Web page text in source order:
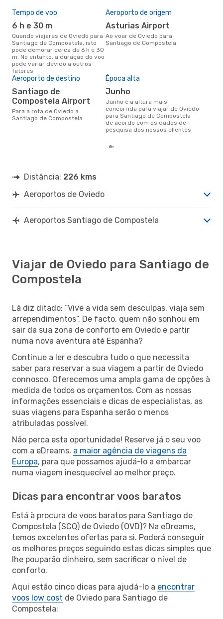
Tempo de voo
6 h e 30 m
Quando viajares de Oviedo para
Santiago de Compostela, isto
pode demorar cerca de 6 h e 30
m. No entanto, a duração do voo
pode variar devido a outros
fatores
Aeroporto de origem
Asturias Airport
Ao voar de Oviedo para
Santiago de Compostela
Aeroporto de destino
Santiago de
Compostela Airport
Para a rota de Oviedo a
Santiago de Compostela
Época alta
junho
junho é a altura mais
concorrida para viajar de Oviedo
para Santiago de Compostela
de acordo com os dados de
pesquisa dos nossos clientes
Distância: 226 kms
Aeroportos de Oviedo
Aeroportos Santiago de Compostela
Viajar de Oviedo para Santiago de
Compostela
Lá diz ditado: “Vive a vida sem desculpas, viaja sem
arrependimentos”. De facto, quem não sonhou em
sair da sua zona de conforto em Oviedo e partir
numa nova aventura até Espanha?
Continue a ler e descubra tudo o que necessita
saber para reservar a sua viagem a partir de Oviedo
connosco. Oferecemos uma ampla gama de opções à
medida de todos os orçamentos. Com as nossas
informações essenciais e dicas de especialistas, as
suas viagens para Espanha serão o menos
atribuladas possível.
Não perca esta oportunidade! Reserve já o seu voo
com a eDreams, a maior agência de viagens da
Europa, para que possamos ajudá-lo a embarcar
numa viagem inesquecível ao melhor preço.
Dicas para encontrar voos baratos
Está à procura de voos baratos para Santiago de
Compostela (SCQ) de Oviedo (OVD)? Na eDreams,
temos excelentes ofertas para si. Poderá conseguir
os melhores preços seguindo estas dicas simples que
lhe pouparão dinheiro, sem sacrificar o nível de
conforto.
Aqui estão cinco dicas para ajudá-lo a encontrar
voos low cost de Oviedo para Santiago de
Compostela: